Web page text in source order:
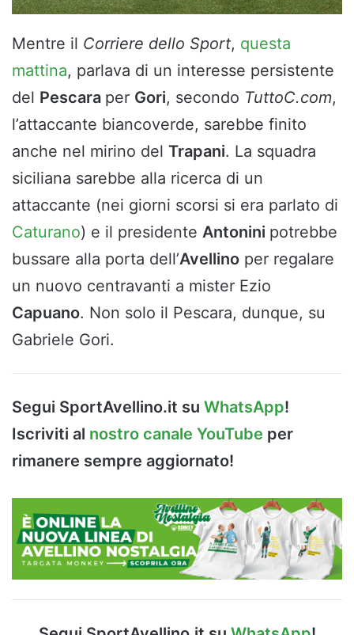
Mentre il Corriere dello Sport, questa
mattina, parlava di un interesse persistente
del Pescara per Gori, secondo TuttoC.com,
l’attaccante biancoverde, sarebbe finito
anche nel mirino del Trapani. La squadra
siciliana sarebbe alla ricerca di un
attaccante (nei giorni scorsi si era parlato di
Caturano) e il presidente Antonini potrebbe
bussare alla porta dell’Avellino per regalare
un nuovo centravanti a mister Ezio
Capuano. Non solo il Pescara, dunque, su
Gabriele Gori.
Segui SportAvellino.it su WhatsApp!
Iscriviti al nostro canale YouTube per
rimanere sempre aggiornato!